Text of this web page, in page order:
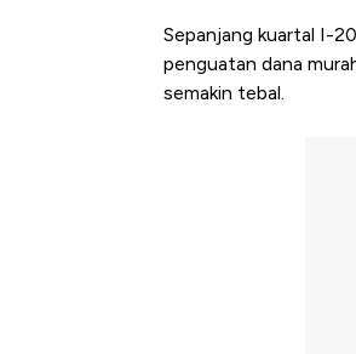
Sepanjang kuartal I-
penguatan dana
semakin tebal.